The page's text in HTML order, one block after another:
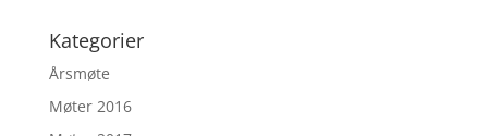
Kategorier
Årsmøte
Møter 2016